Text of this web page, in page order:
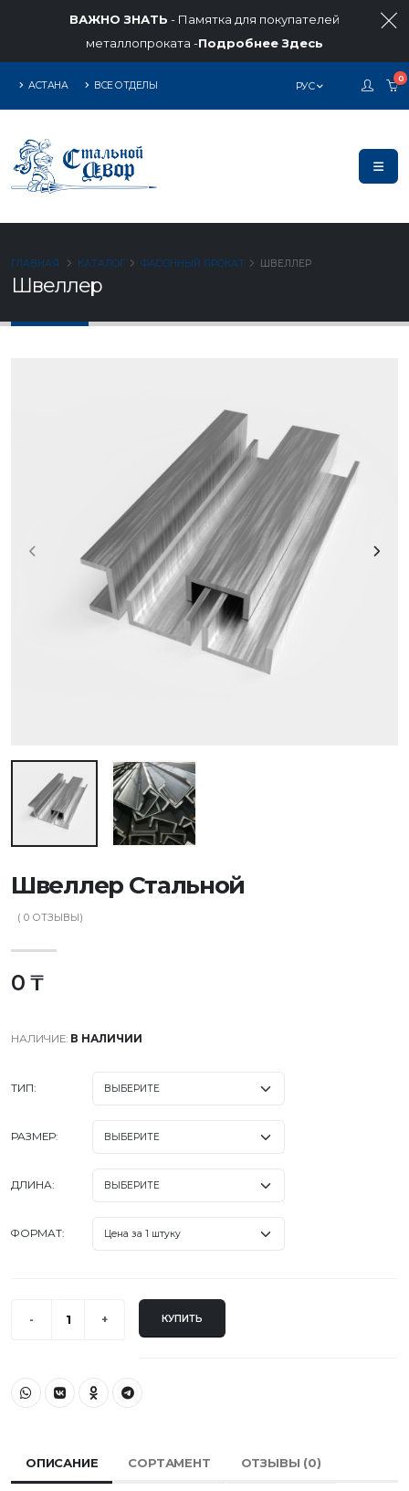
ВАЖНО ЗНАТЬ - Памятка для покупателей
металлопроката -Подробнее Здесь
АСТАНА ВСЕ ОТДЕЛЫ РУС
0
Швеллер
ГЛАВНАЯ КАТАЛОГ ФАСОННЫЙ ПРОКАТ ШВЕЛЛЕР
Швеллер Стальной
( 0 ОТЗЫВЫ)
0 ₸
НАЛИЧИЕ: В НАЛИЧИИ
ТИП:
РАЗМЕР:
ДЛИНА:
ФОРМАТ:
КУПИТЬ
ОПИСАНИЕ СОРТАМЕНТ ОТЗЫВЫ (0)